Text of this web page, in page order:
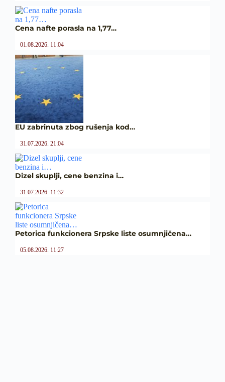
Cena nafte porasla na 1,77…
01.08.2026. 11:04
EU zabrinuta zbog rušenja kod…
31.07.2026. 21:04
Dizel skuplji, cene benzina i…
31.07.2026. 11:32
Petorica funkcionera Srpske liste osumnjičena…
05.08.2026. 11:27